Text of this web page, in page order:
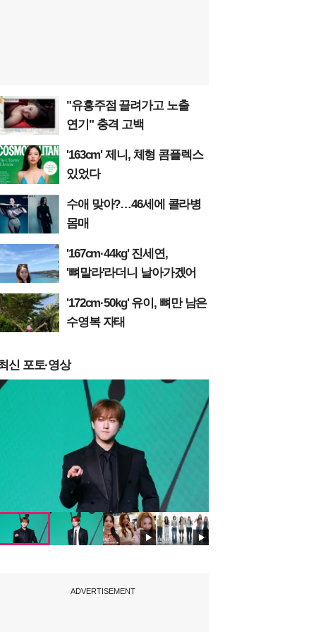
"유흥주점 끌려가고 노출
연기" 충격 고백
'163cm' 제니, 체형 콤플렉스
있었다
수애 맞아?…46세에 콜라병
몸매
'167cm·44kg' 진세연,
'뼈말라'라더니 날아가겠어
'172cm·50kg' 유이, 뼈만 남은
수영복 자태
신 포토·영상
ADVERTISEMENT